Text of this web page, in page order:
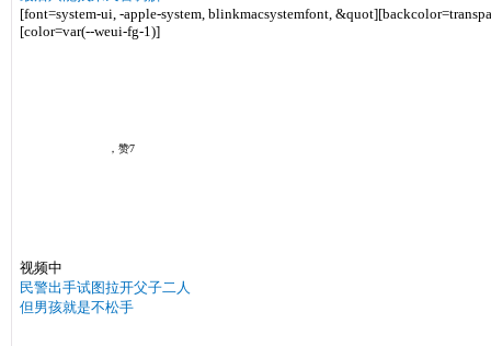
[font=system-ui, -apple-system, blinkmacsystemfont, &quot]
[color=var(--weui-fg-1)]
，赞7
视频中
民警出手试图拉开父子二人
但男孩就是不松手